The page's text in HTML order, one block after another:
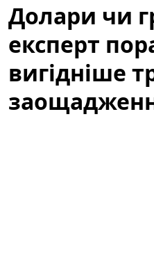
Долари чи
експерт
вигідніше